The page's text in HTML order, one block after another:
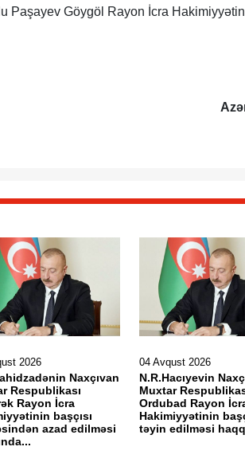
Paşayev Göygöl Rayon İcra
2026
Naxçıvan
Respublikası
Rayon İcra
başçısı
azad edilməsi
04 Avqust 2026
N.R.Hacıyevin
Muxtar
Ordubad Rayon
Hakimiyyətinin
təyin edilməsi